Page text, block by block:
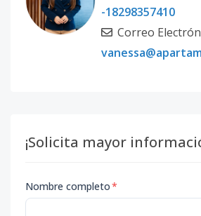
-18298357410
Correo
¡Solicita mayor
Nombre completo*